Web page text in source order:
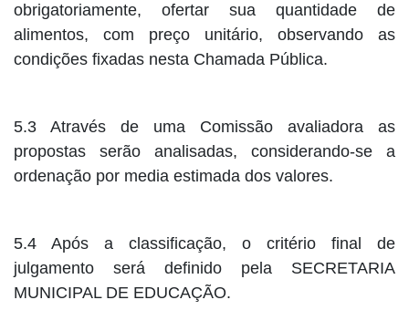
obrigatoriamente, ofertar sua quantidade de
alimentos, com preço unitário, observando as
condições fixadas nesta Chamada Pública.
5.3 Através de uma Comissão avaliadora as
propostas serão analisadas, considerando-se a
ordenação por media estimada dos valores.
5.4 Após a classificação, o critério final de
julgamento será definido pela SECRETARIA
MUNICIPAL DE EDUCAÇÃO.